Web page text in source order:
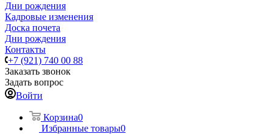
Дни рождения
Кадровые изменения
Доска почета
Дни рождения
Контакты
+7 (921) 740 00 88
Заказать звонок
Задать вопрос
Войти
Корзина0
Избранные товары0